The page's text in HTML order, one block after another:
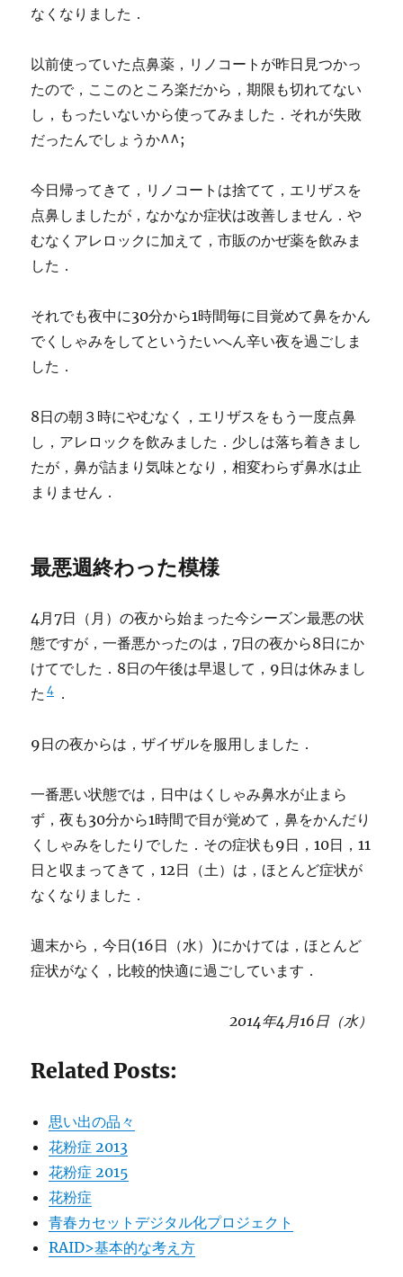
なくなりました．
以前使っていた点鼻薬，リノコートが昨日見つかっ
たので，ここのところ楽だから，期限も切れてない
し，もったいないから使ってみました．それが失敗
だったんでしょうか^^;
今日帰ってきて，リノコートは捨てて，エリザスを
点鼻しましたが，なかなか症状は改善しません．や
むなくアレロックに加えて，市販のかぜ薬を飲みま
した．
それでも夜中に30分から1時間毎に目覚めて鼻をかん
でくしゃみをしてというたいへん辛い夜を過ごしま
した．
8日の朝３時にやむなく，エリザスをもう一度点鼻
し，アレロックを飲みました．少しは落ち着きまし
たが，鼻が詰まり気味となり，相変わらず鼻水は止
まりません．
最悪週終わった模様
4月7日（月）の夜から始まった今シーズン最悪の状
態ですが，一番悪かったのは，7日の夜から8日にか
けてでした．8日の午後は早退して，9日は休みまし
た 4 ．
9日の夜からは，ザイザルを服用しました．
一番悪い状態では，日中はくしゃみ鼻水が止まら
ず，夜も30分から1時間で目が覚めて，鼻をかんだり
くしゃみをしたりでした．その症状も9日，10日，11
日と収まってきて，12日（土）は，ほとんど症状が
なくなりました．
週末から，今日(16日（水）)にかけては，ほとんど
症状がなく，比較的快適に過ごしています．
2014年4月16日（水）
Related Posts:
思い出の品々
花粉症 2013
花粉症 2015
花粉症
青春カセットデジタル化プロジェクト
RAID>基本的な考え方